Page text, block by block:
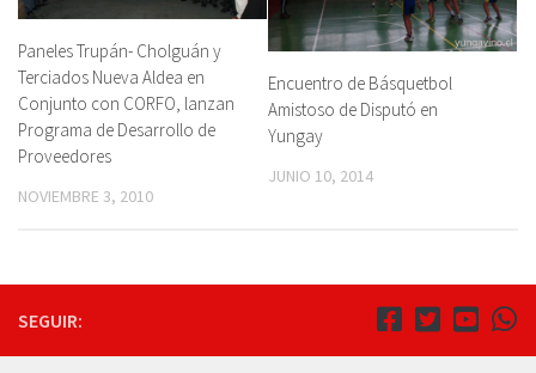
Paneles Trupán- Cholguán y
Terciados Nueva Aldea en
Conjunto con CORFO, lanzan
Programa de Desarrollo de
Proveedores
NOVIEMBRE 3, 2010
Encuentro de Básquetbol
Amistoso de Disputó en
Yungay
JUNIO 10, 2014
SEGUIR: